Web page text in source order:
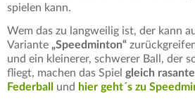
spielen kann.
Wem das zu langweilig ist, der kann
Variante „Speedminton“
und ein kleinerer, schwerer Ball, der
fliegt, machen das Spiel gleich
Federball
und hier geht´s zu